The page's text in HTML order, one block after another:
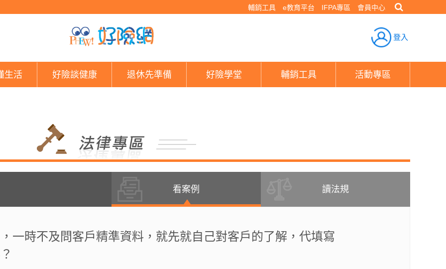
輔銷工具 e教育平台 IFPA專區 會員中心
登入
生活 好險談健康 退休先準備 好險學堂 輔銷工具 活動專區
看案例 讀法規
一時不及問客戶精準資料，就先就自己對客戶的了解，代填寫